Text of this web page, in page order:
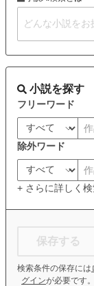
小説を探す
フリーワード
除外ワード
+ さらに詳しく検
保存する
検索条件の保存には
グインが必要です。